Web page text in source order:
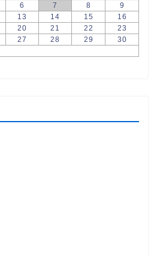
6 7 8
9
13 14 15
16
20 21 22
23
27 28 29
30